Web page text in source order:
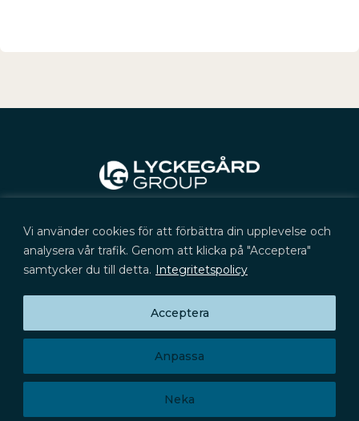
Vi använder cookies för att förbättra din upplevelse och
analysera vår trafik. Genom att klicka på "Acceptera"
samtycker du till detta. Integritetspolicy
Anpassa
Neka
Acceptera
Prenumerera på press­meddelanden,
rapporter och aktieinformation
+46 (0) 702 566 705
kontakt@lyckegard.com
Signalistgatan 9
Privacy Policy